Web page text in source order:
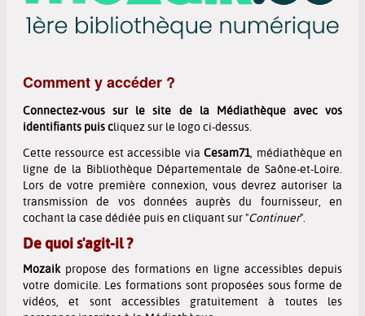
Comment y accéder ?
Connectez-vous sur le site de la Médiathèque avec vos
identifiants puiscliquez sur le logo ci-dessus
Cette ressource est accessible viaCesam71, médiathèque en
ligne de la Bibliothèque Départementale de Saône-et-Loire.
Lors de votre première connexion, vous devrez autoriser la
transmission de vos données auprès du fournisseur, en
cochant la case dédiée puis en cliquant sur "Continuer".
De quoi s'agit-il ?
Mozaik propose des formations en ligne accessibles depuis
votre domicile . Les formations sont proposées sous forme de
vidéos, et sont accessibles gratuitement à toutes les